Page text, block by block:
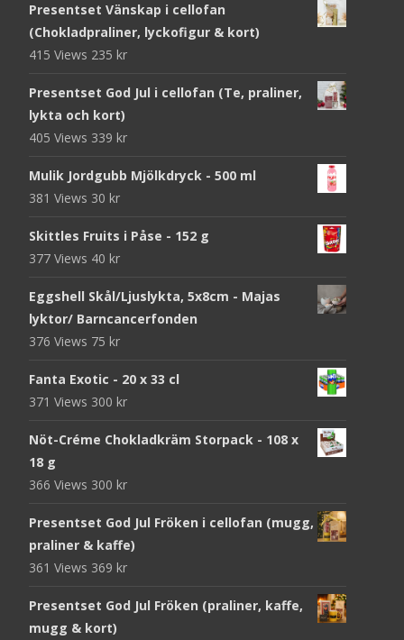
Presentset Vänskap i cellofan
(Chokladpraliner, lyckofigur & kort)
415 Views 235 kr
Presentset God Jul i cellofan (Te, praliner,
lykta och kort)
405 Views 339 kr
Mulik Jordgubb Mjölkdryck - 500 ml
381 Views 30 kr
Skittles Fruits i Påse - 152 g
377 Views 40 kr
Eggshell Skål/Ljuslykta, 5x8cm - Majas
lyktor/ Barncancerfonden
376 Views 75 kr
Fanta Exotic - 20 x 33 cl
371 Views 300 kr
Nöt-Créme Chokladkräm Storpack - 108 x
18 g
366 Views 300 kr
Presentset God Jul Fröken i cellofan (mugg,
praliner & kaffe)
361 Views 369 kr
Presentset God Jul Fröken (praliner, kaffe,
mugg & kort)